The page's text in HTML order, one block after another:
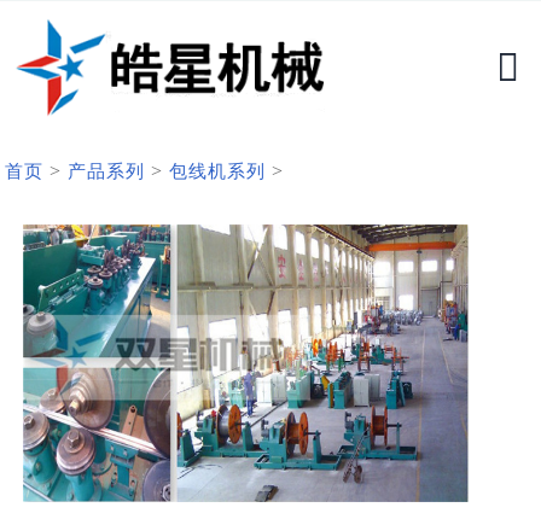
首页 > 产品系列 >包线机系列 >